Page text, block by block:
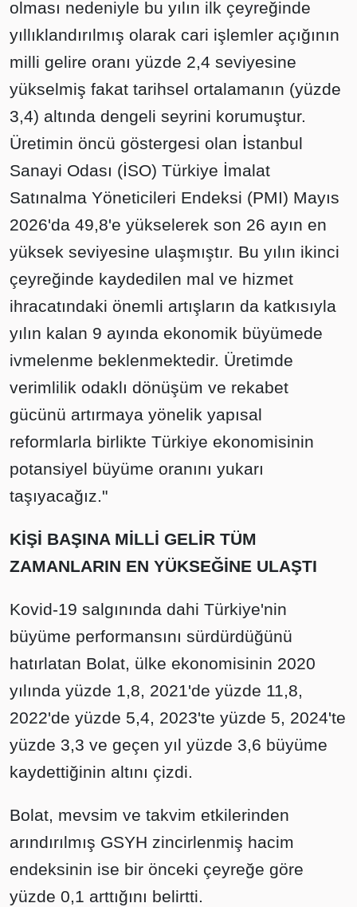
olması nedeniyle bu yılın ilk çeyreğinde
yıllıklandırılmış olarak cari işlemler açığının
milli gelire oranı yüzde 2,4 seviyesine
yükselmiş fakat tarihsel ortalamanın (yüzde
3,4) altında dengeli seyrini korumuştur.
Üretimin öncü göstergesi olan İstanbul
Sanayi Odası (İSO) Türkiye İmalat
Satınalma Yöneticileri Endeksi (PMI) Mayıs
2026'da 49,8'e yükselerek son 26 ayın en
yüksek seviyesine ulaşmıştır. Bu yılın ikinci
çeyreğinde kaydedilen mal ve hizmet
ihracatındaki önemli artışların da katkısıyla
yılın kalan 9 ayında ekonomik büyümede
ivmelenme beklenmektedir. Üretimde
verimlilik odaklı dönüşüm ve rekabet
gücünü artırmaya yönelik yapısal
reformlarla birlikte Türkiye ekonomisinin
potansiyel büyüme oranını yukarı
taşıyacağız."
KİŞİ BAŞINA MİLLİ GELİR TÜM
ZAMANLARIN EN YÜKSEĞİNE ULAŞTI
Kovid-19 salgınında dahi Türkiye'nin
büyüme performansını sürdürdüğünü
hatırlatan Bolat, ülke ekonomisinin 2020
yılında yüzde 1,8, 2021'de yüzde 11,8,
2022'de yüzde 5,4, 2023'te yüzde 5, 2024'te
yüzde 3,3 ve geçen yıl yüzde 3,6 büyüme
kaydettiğinin altını çizdi.
Bolat, mevsim ve takvim etkilerinden
arındırılmış GSYH zincirlenmiş hacim
endeksinin ise bir önceki çeyreğe göre
yüzde 0,1 arttığını belirtti.